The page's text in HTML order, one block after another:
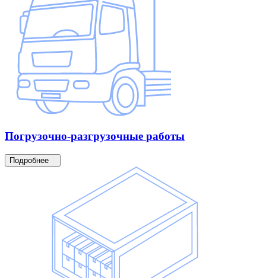
Погрузочно-разгрузочные работы
Подробнее